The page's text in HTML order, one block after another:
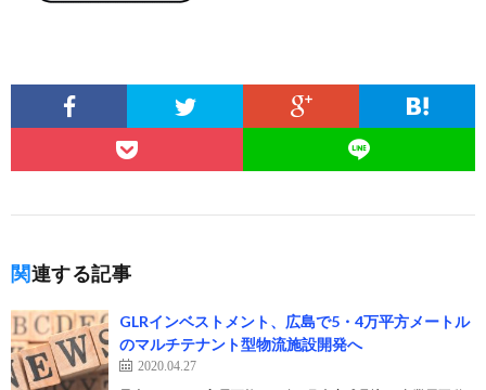
関連する記事
GLRインベストメント、広島で5・4万平方メートル
のマルチテナント型物流施設開発へ
2020.04.27